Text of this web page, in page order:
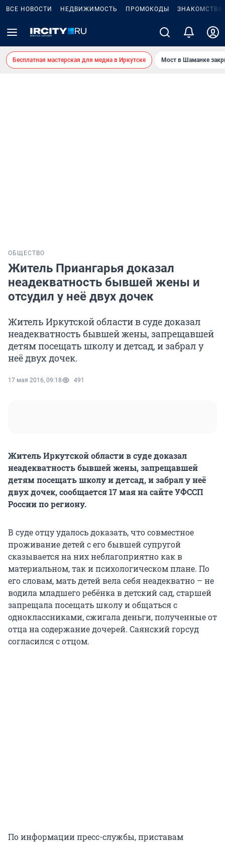
ВСЕ НОВОСТИ НЕДВИЖИМОСТЬ ПРОМОКОДЫ ЗНАКОМСТВА
Бесплатная мастерская для медиа в Иркутске Мост в Шаманке
ОБЩЕСТВО
Житель Приангарья доказал
неадекватность бывшей жены и
отсудил у неё двух дочек
Житель Иркутской области в суде доказал
неадекватность бывшей жены, запрещавшей
детям посещать школу и детсад, и забрал у
неё двух дочек.
17 мая 2016, 09:18 491
Житель Иркутской области в суде доказал
неадекватность бывшей жены, запрещавшей
детям посещать школу и детсад, и забрал у неё
двух дочек, сообщается 17 мая на сайте УФССП
России по региону.
В суде отцу удалось доказать, что совместное
проживание детей с его бывшей супругой
сказывается на них неблагоприятно как в
материальном, так и психологическом плане. По
его словам, мать детей вела себя неадекватно – не
водила младшего ребёнка в детский сад, старшей
запрещала посещать школу и общаться с
одноклассниками, сжигала деньги, полученные от
отца на содержание дочерей. Саянский горсуд
согласился с отцом.
По информации пресс-службы, приставам